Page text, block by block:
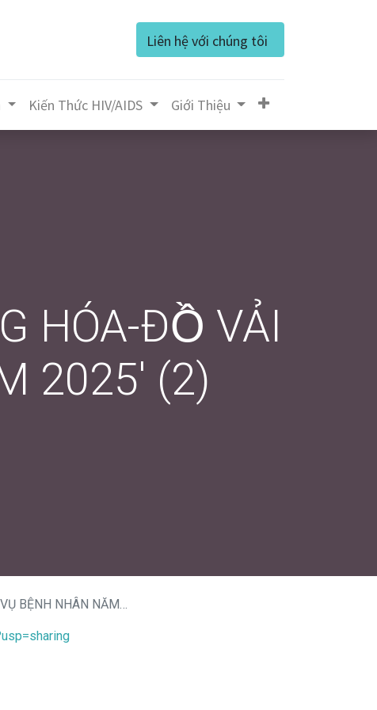
Liên hệ với chúng tôi
Kiến Thức HIV/AIDS Giớ​i Thiệu
HÓA-ĐỒ VẢI
2025' (2)
NHÂN NĂM 2025' (2)